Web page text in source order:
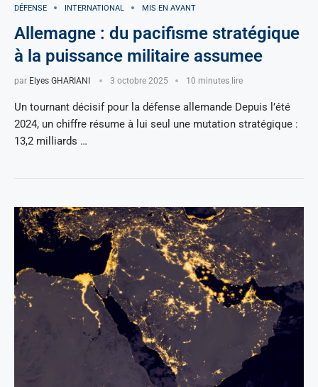
DÉFENSE INTERNATIONAL MIS EN AVANT
Allemagne : du pacifisme stratégique
à la puissance militaire assumee
par Elyes GHARIANI 3 octobre 2025 10 minutes lire
Un tournant décisif pour la défense allemande Depuis l’été
2024, un chiffre résume à lui seul une mutation stratégique :
13,2 milliards …